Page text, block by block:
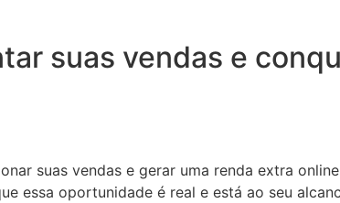
suas vendas e
suas vendas e gerar uma renda extra
essa oportunidade é real e está ao seu